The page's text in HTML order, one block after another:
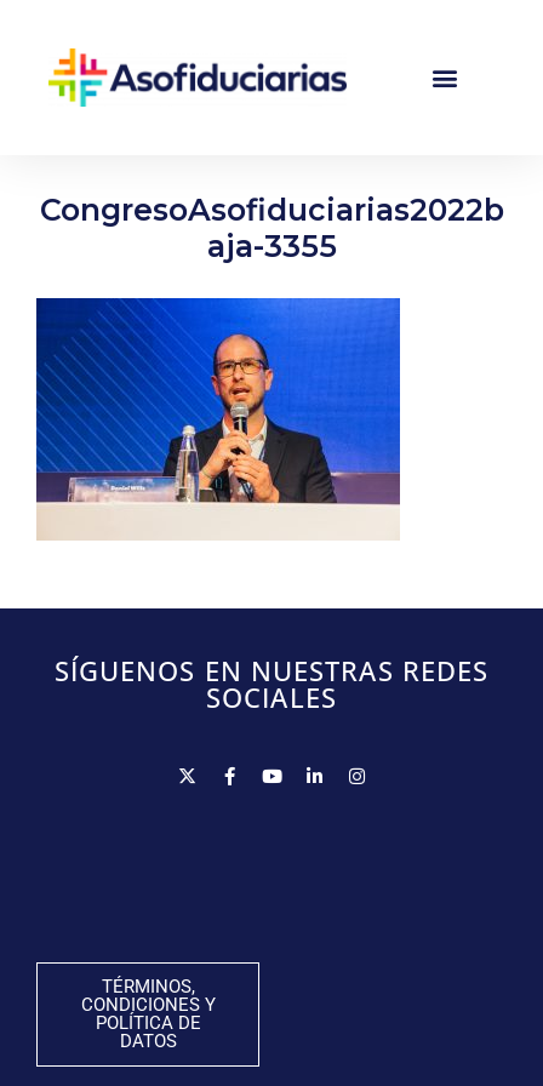
CongresoAsofiduciarias2022b
aja-3355
SÍGUENOS EN NUESTRAS REDES
SOCIALES
TÉRMINOS,
CONDICIONES Y
POLÍTICA DE
DATOS